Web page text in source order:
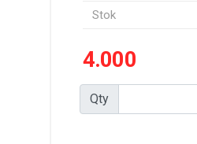
Stok
4.000
Qty